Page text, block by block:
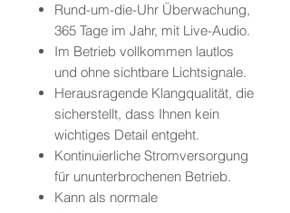
Rund-um-die-Uhr Überwachung,
365 Tage im Jahr, mit Live-Audio.
Im Betrieb vollkommen lautlos
und ohne sichtbare Lichtsignale.
Herausragende Klangqualität, die
sicherstellt, dass Ihnen kein
wichtiges Detail entgeht.
Kontinuierliche Stromversorgung
für ununterbrochenen Betrieb.
Kann als normale